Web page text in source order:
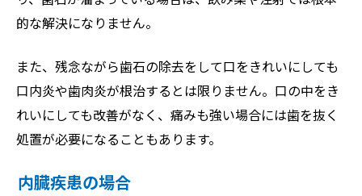
的な解決になりません。
また、残念ながら歯石の除去をして口をきれいにしても
口内炎や歯肉炎が根治するとは限りません。口の中をき
れいにしても改善がなく、痛みも強い場合には歯を抜く
処置が必要になることもあります。
内臓疾患の場合